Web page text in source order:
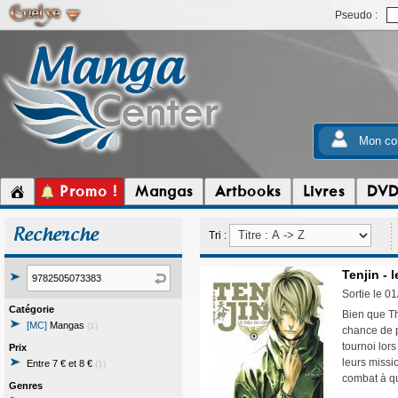
Pseudo :
Mon
Promo ! Mangas Artbooks Livres DVD
Recherche
Catégorie
[MC] Mangas (1)
Prix
Entre 7 € et 8 € (1)
Genres
Tri :
Tenjin -
Sortie le
Bien que
chance de
tournoi
leurs
combat à